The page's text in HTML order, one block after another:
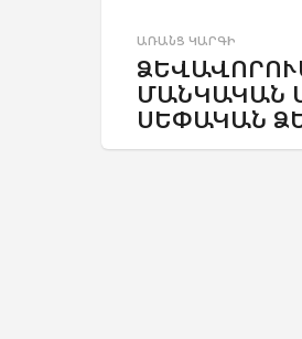
ԱՌԱՆՑ ԿԱՐԳԻ
ՄԱՆԿԱԿԱՆ
ՍԵՓԱԿԱՆ